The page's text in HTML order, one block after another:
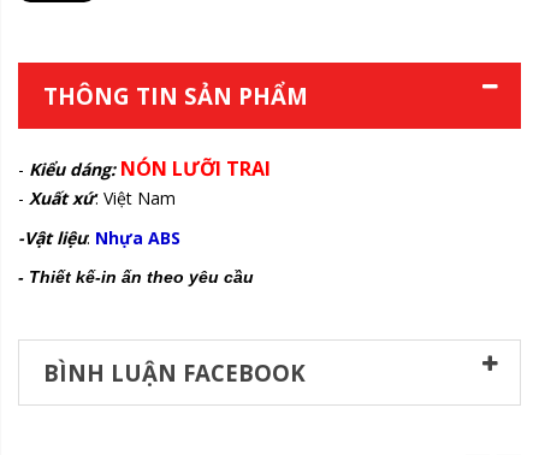
THÔNG TIN SẢN PHẨM
- Kiểu dáng: NÓN LƯỠI TRAI
- Xuất xứ: Việt Nam
-Vật liệu: Nhựa ABS
- Thiết kế-in ấn theo yêu cầu
BÌNH LUẬN FACEBOOK